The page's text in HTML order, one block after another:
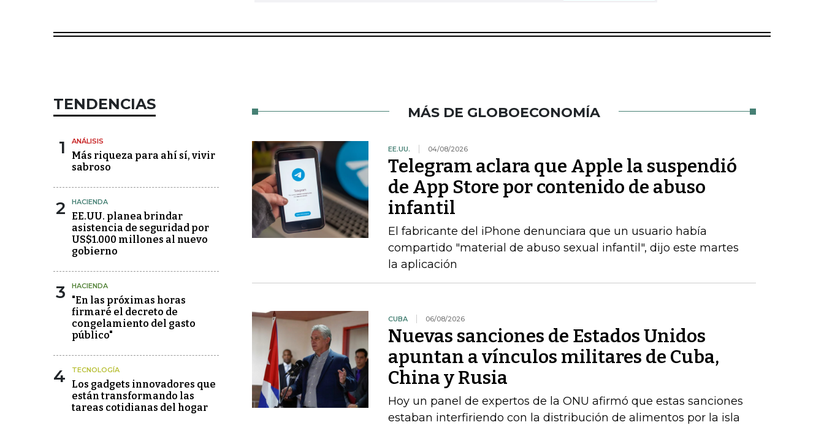
TENDENCIAS
1 ANÁLISIS
Más riqueza para ahí sí, vivir
sabroso
2 HACIENDA
EE.UU. planea brindar
asistencia de seguridad por
US$1.000 millones al nuevo
gobierno
3 HACIENDA
"En las próximas horas
firmaré el decreto de
congelamiento del gasto
público"
4 TECNOLOGÍA
Los gadgets innovadores que
están transformando las
tareas cotidianas del hogar
MÁS DE GLOBOECONOMÍA
EE.UU. 04/08/2026
Telegram aclara que Apple la suspendió
de App Store por contenido de abuso
infantil
El fabricante del iPhone denunciara que un usuario había
compartido "material de abuso sexual infantil", dijo este martes
la aplicación
CUBA 06/08/2026
Nuevas sanciones de Estados Unidos
apuntan a vínculos militares de Cuba,
China y Rusia
Hoy un panel de expertos de la ONU afirmó que estas sanciones
estaban interfiriendo con la distribución de alimentos por la isla